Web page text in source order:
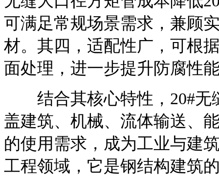
可满足常规场景需求，兼顾
材。其四，适配性广，可根
面处理，进一步提升防腐性
结合其核心特性，20#无
盖建筑、机械、流体输送、
的使用需求，成为工业与建
工程领域，它是钢结构建筑